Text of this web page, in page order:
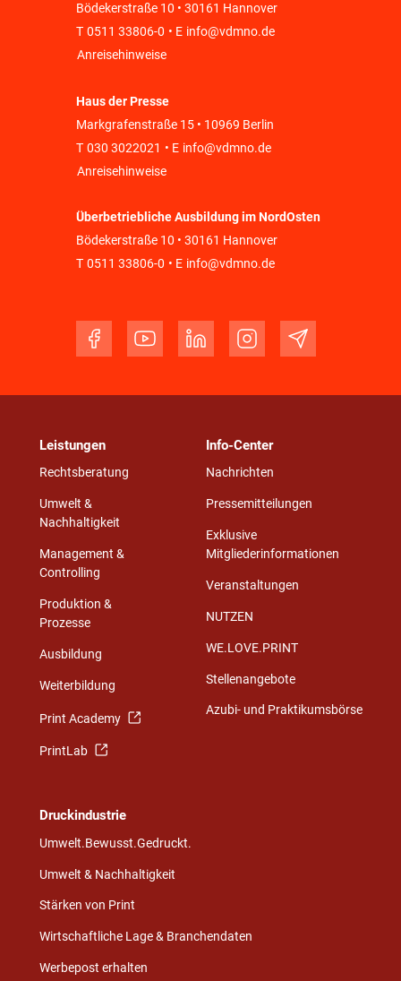
Bödekerstraße 10 • 30161 Hannover
T 0511 33806-0 • E info@vdmno.de
Anreisehinweise
Haus der Presse
Markgrafenstraße 15 • 10969 Berlin
T 030 3022021 • E info@vdmno.de
Anreisehinweise
Überbetriebliche Ausbildung im NordOsten
Bödekerstraße 10 • 30161 Hannover
T 0511 33806-0 • E info@vdmno.de
Leistungen
Rechtsberatung
Umwelt &
Nachhaltigkeit
Management &
Controlling
Produktion &
Prozesse
Ausbildung
Weiterbildung
Print Academy
PrintLab
Info-Center
Nachrichten
Pressemitteilungen
Exklusive
Mitgliederinformationen
Veranstaltungen
NUTZEN
WE.LOVE.PRINT
Stellenangebote
Azubi- und Praktikumsbörse
Druckindustrie
Umwelt.Bewusst.Gedruckt.
Umwelt & Nachhaltigkeit
Stärken von Print
Wirtschaftliche Lage & Branchendaten
Werbepost erhalten